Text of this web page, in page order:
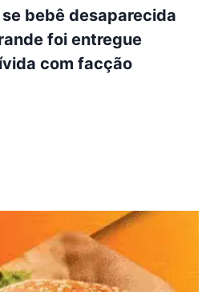
bebê desaparecida
foi entregue
com facção